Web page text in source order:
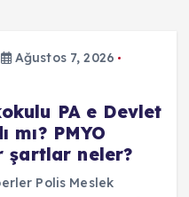
Ağustos 7, 2026
PA e Devlet
mı? PMYO
şartlar neler?
Polis Meslek